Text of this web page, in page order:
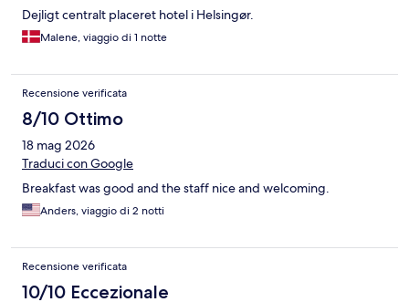
Dejligt centralt placeret hotel i Helsingør.
Malene, viaggio di 1 notte
Recensione verificata
8/10 Ottimo
18 mag 2026
Traduci con Google
Breakfast was good and the staff nice and welcoming.
Anders, viaggio di 2 notti
Recensione verificata
10/10 Eccezionale